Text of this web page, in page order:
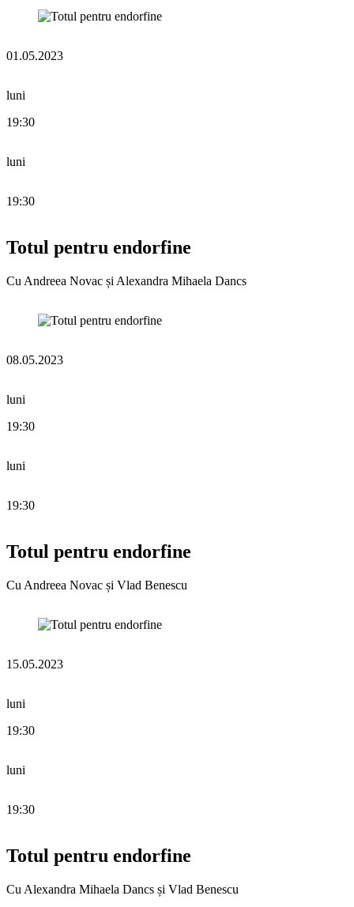
01.05.2023
luni
19:30
luni
19:30
Totul pentru endorfine
Cu Andreea Novac și Alexandra Mihaela Dancs
08.05.2023
luni
19:30
luni
19:30
Totul pentru endorfine
Cu Andreea Novac și Vlad Benescu
15.05.2023
luni
19:30
luni
19:30
Totul pentru endorfine
Cu Alexandra Mihaela Dancs și Vlad Benescu